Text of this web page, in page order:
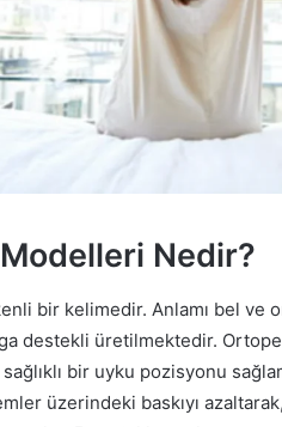
Nedir?
bir kelimedir. Anlamı bel ve
destekli üretilmektedir.
bir uyku pozisyonu
üzerindeki baskıyı